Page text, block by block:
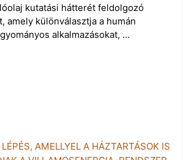
kutatási hátterét feldolgozó
amely különválasztja a humán
alkalmazásokat, …